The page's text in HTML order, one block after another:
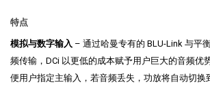
特点
模拟与数字输入 – 通过哈曼专有的 BLU-Link 与平
频传输，DCi 以更低的成本赋予用户巨大的音频优
便用户指定主输入，若音频丢失，功放将自动切换